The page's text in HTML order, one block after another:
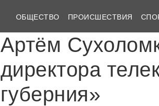
ОБЩЕСТВО ПРОИСШЕСТВИЯ
Артём
директора
губерния»